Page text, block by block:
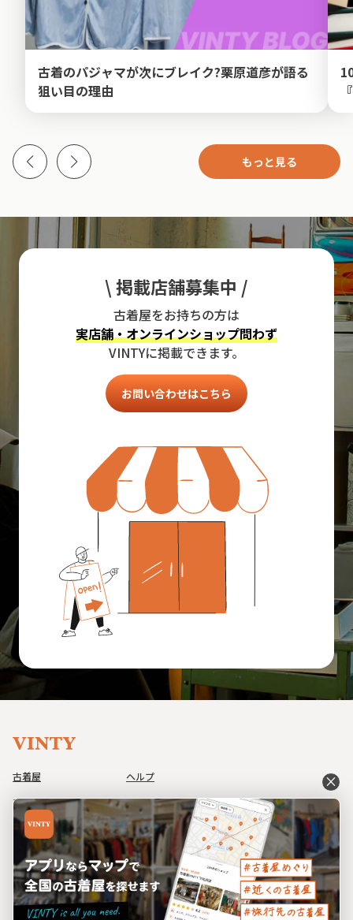
古着のパジャマが次にブレイク?栗原道彦が語る
狙い目の理由
もっと見る
\ 掲載店舗募集中 /
古着屋をお持ちの方は
実店舗・オンラインショップ問わず
VINTYに掲載できます。
お問い合わせはこちら
close
古着屋
アイテム
コーデ
イベント
ブログ
ヘルプ
利用規約
プライバシーポリシー
特定商取引法に基づく表記
運営会社